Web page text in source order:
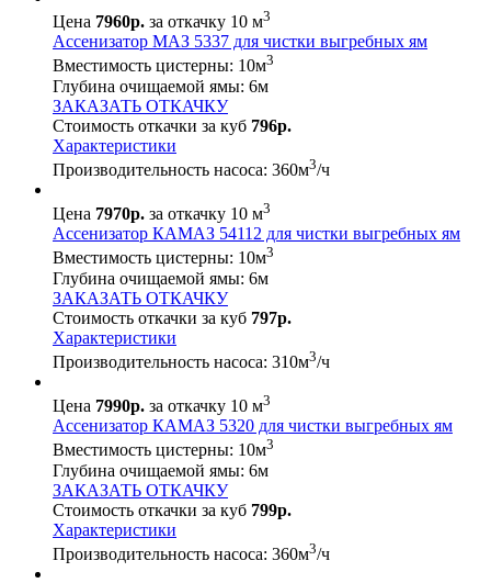
Цена 7960р. за откачку 10 м3
Ассенизатор МАЗ 5337 для чистки выгребных ям
Вместимость цистерны: 10м3
Глубина очищаемой ямы: 6м
ЗАКАЗАТЬ ОТКАЧКУ
Стоимость откачки за куб 796р.
Характеристики
Производительность насоса: 360м3/ч
Цена 7970р. за откачку 10 м3
Ассенизатор КАМАЗ 54112 для чистки выгребных ям
Вместимость цистерны: 10м3
Глубина очищаемой ямы: 6м
ЗАКАЗАТЬ ОТКАЧКУ
Стоимость откачки за куб 797р.
Характеристики
Производительность насоса: 310м3/ч
Цена 7990р. за откачку 10 м3
Ассенизатор КАМАЗ 5320 для чистки выгребных ям
Вместимость цистерны: 10м3
Глубина очищаемой ямы: 6м
ЗАКАЗАТЬ ОТКАЧКУ
Стоимость откачки за куб 799р.
Характеристики
Производительность насоса: 360м3/ч